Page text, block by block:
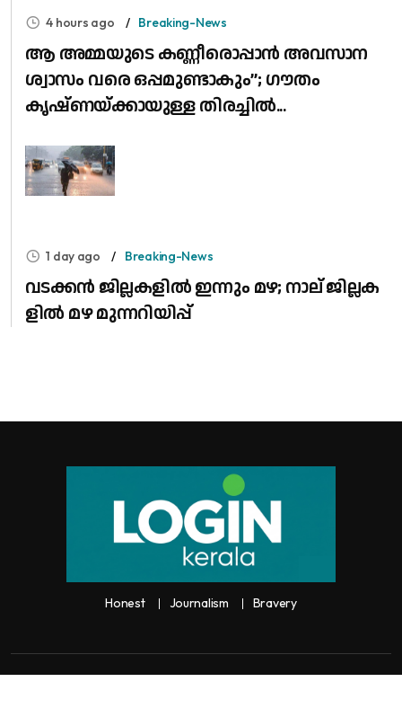
4 hours ago Breaking-News
ആ അമ്മയുടെ കണ്ണീരൊപ്പാൻ അവസാന
ശ്വാസം വരെ ഒപ്പമുണ്ടാകും”; ഗൗതം
കൃഷ്ണയ്ക്കായുള്ള തിരച്ചിൽ...
1 day ago Breaking-News
വ​ട​ക്ക​ൻ ജി​ല്ല​ക​ളി​ൽ ഇ​ന്നും മ​ഴ; നാ​ല് ജി​ല്ല​ക​
ളി​ൽ മ​ഴ മു​ന്ന​റി​യി​പ്പ്
Honest Journalism Bravery